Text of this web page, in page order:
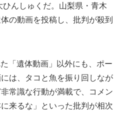
んしゅくだ。山梨県・青木
の動画を投稿し、批判が殺到
「遺体動画」以外にも、ポー
は、タコと魚を振り回しなが
常識な行動が満載で、コメン
来るな」といった批判が相次